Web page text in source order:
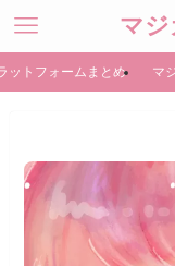
マジ
ットフォームまとめ マ